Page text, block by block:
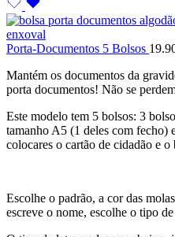
Porta-Documentos 5 Bolsos
Mantém os documentos da
porta documentos! Não se
Este modelo tem 5 bolsos: 3
tamanho A5 (1 deles com fecho)
colocares o cartão de cidadão e o
Escolhe o padrão, a cor das
escreve o nome, escolhe o tipo